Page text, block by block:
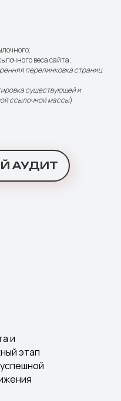
веса сайта;
перелинковка страниц
существующей и
ссылочной массы)
АУДИТ
и
этап